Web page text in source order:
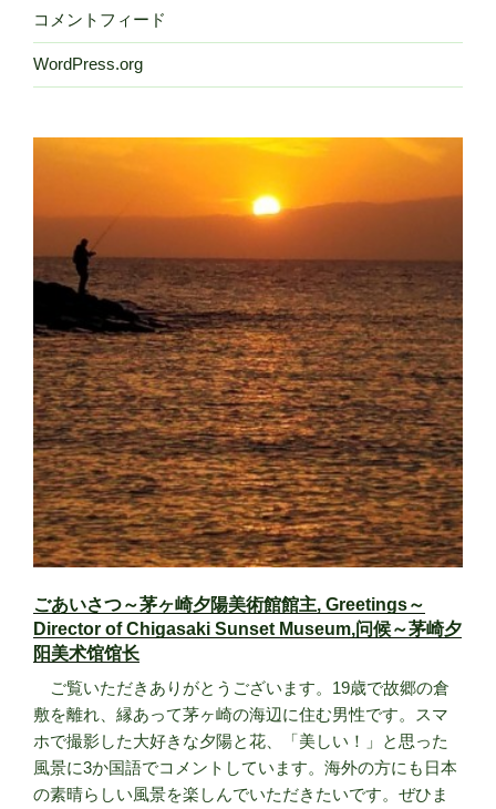
コメントフィード
WordPress.org
ごあいさつ～茅ヶ崎夕陽美術館館主, Greetings～
Director of Chigasaki Sunset Museum,问候～茅崎夕
阳美术馆馆长
ご覧いただきありがとうございます。19歳で故郷の倉
敷を離れ、縁あって茅ヶ崎の海辺に住む男性です。スマ
ホで撮影した大好きな夕陽と花、「美しい！」と思った
風景に3か国語でコメントしています。海外の方にも日本
の素晴らしい風景を楽しんでいただきたいです。ぜひま